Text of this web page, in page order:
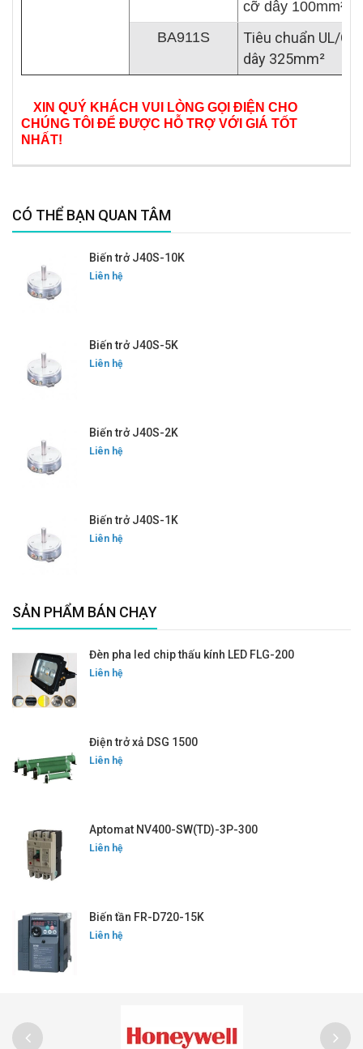
cỡ dây 100mm²
BA911S
Tiêu chuẩn UL/
dây 325mm²
XIN QUÝ KHÁCH VUI LÒNG GỌI ĐIỆN CHO
CHÚNG TÔI ĐỂ ĐƯỢC HỖ TRỢ VỚI GIÁ TỐT
NHẤT!
CÓ THỂ BẠN QUAN TÂM
Biến trở J40S-10K
Liên hệ
Biến trở J40S-5K
Liên hệ
Biến trở J40S-2K
Liên hệ
Biến trở J40S-1K
Liên hệ
SẢN PHẨM BÁN CHẠY
Đèn pha led chip thấu kính LED FLG-200
Liên hệ
Điện trở xả DSG 1500
Liên hệ
Aptomat NV400-SW(TD)-3P-300
Liên hệ
Biến tần FR-D720-15K
Liên hệ